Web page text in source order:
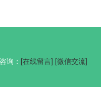
询： [在线留言] [微信交流]